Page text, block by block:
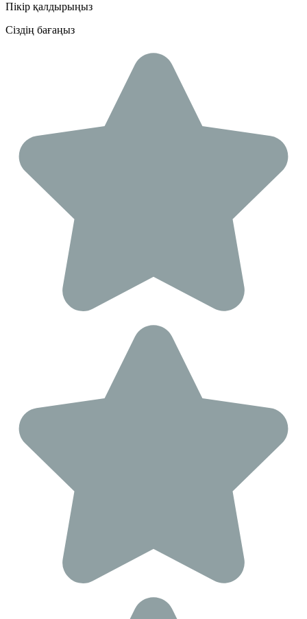
Пікір қалдырыңыз
Сіздің бағаңыз